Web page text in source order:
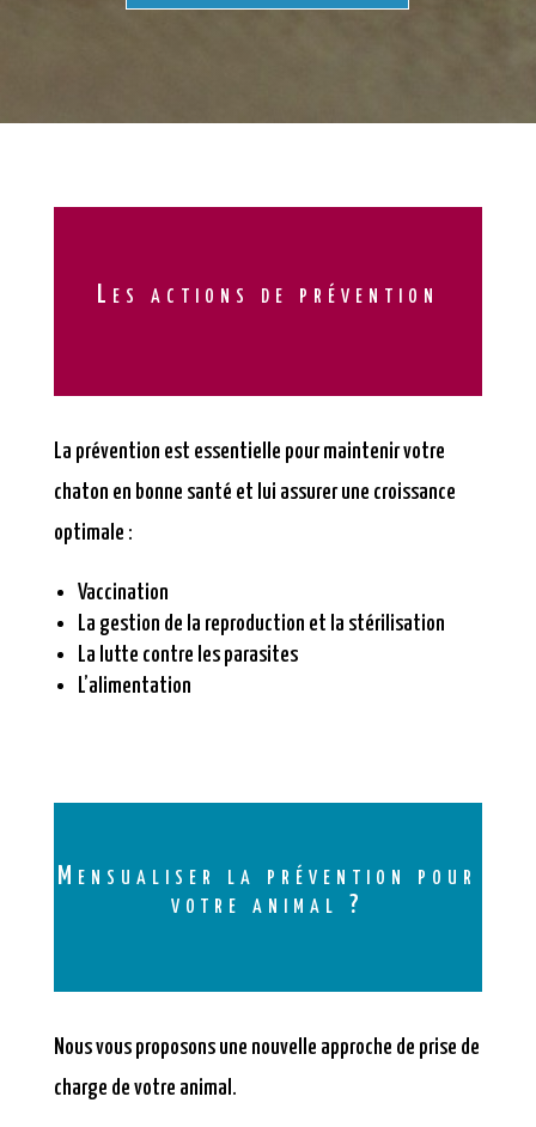
Les actions de prévention
La prévention est essentielle pour maintenir votre
chaton en bonne santé et lui assurer une croissance
optimale :
Vaccination
La gestion de la reproduction et la stérilisation
La lutte contre les parasites
L’alimentation
Mensualiser la prévention pour
votre animal ?
Nous vous proposons une nouvelle approche de prise de
charge de votre animal.